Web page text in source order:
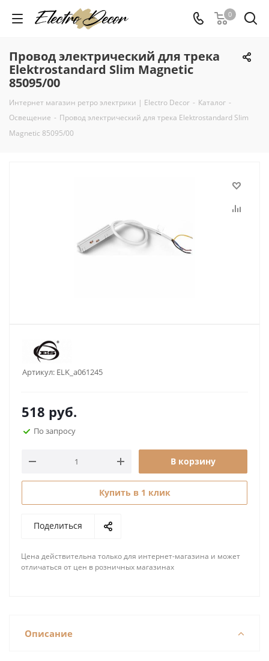
0
Провод электрический для трека
Elektrostandard Slim Magnetic
85095/00
Интернет магазин ретро электрики | Electro Decor - Каталог -
Освещение - Провод электрический для трека Elektrostandard Slim
Magnetic 85095/00
Артикул: ELK_a061245
518 руб.
По запросу
В корзину
Купить в 1 клик
Поделиться
Цена действительна только для интернет-магазина и может
отличаться от цен в розничных магазинах
Описание